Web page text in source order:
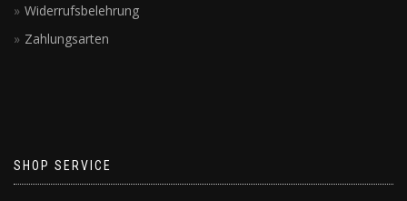
Widerrufsbelehrung
Zahlungsarten
SHOP SERVICE